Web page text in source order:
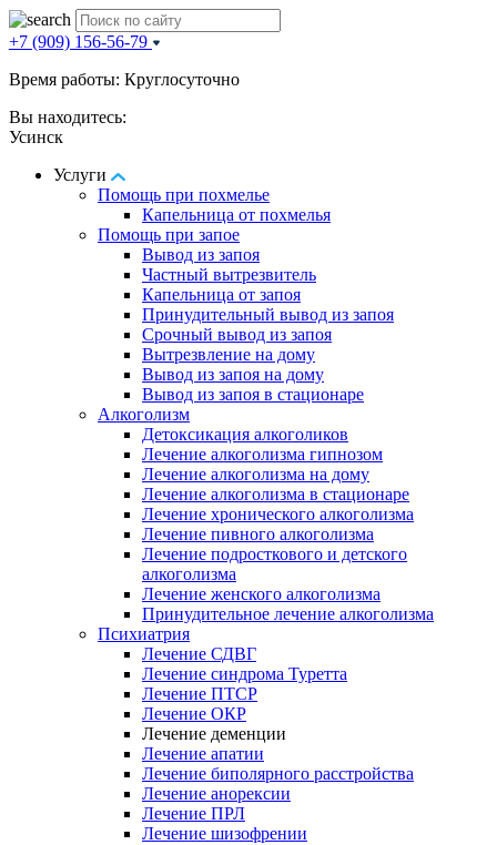
+7 (909) 156-56-79
Время работы: Круглосуточно
Вы находитесь:
Усинск
Услуги
Помощь при похмелье
Капельница от похмелья
Помощь при запое
Вывод из запоя
Частный вытрезвитель
Капельница от запоя
Принудительный вывод из запоя
Срочный вывод из запоя
Вытрезвление на дому
Вывод из запоя на дому
Вывод из запоя в стационаре
Алкоголизм
Детоксикация алкоголиков
Лечение алкоголизма гипнозом
Лечение алкоголизма на дому
Лечение алкоголизма в стационаре
Лечение хронического алкоголизма
Лечение пивного алкоголизма
Лечение подросткового и детского
алкоголизма
Лечение женского алкоголизма
Принудительное лечение алкоголизма
Психиатрия
Лечение СДВГ
Лечение синдрома Туретта
Лечение ПТСР
Лечение ОКР
Лечение деменции
Лечение апатии
Лечение биполярного расстройства
Лечение анорексии
Лечение ПРЛ
Лечение шизофрении